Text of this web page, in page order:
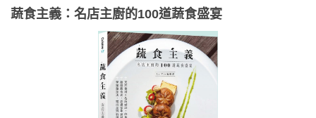
蔬食主義：名店主廚的100道蔬食盛宴